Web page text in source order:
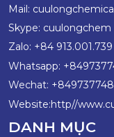
Mail: c
Skype: cuulongchem
Zalo: +84
Whatsapp:
Wechat:
Website:http//
DANH MỤC